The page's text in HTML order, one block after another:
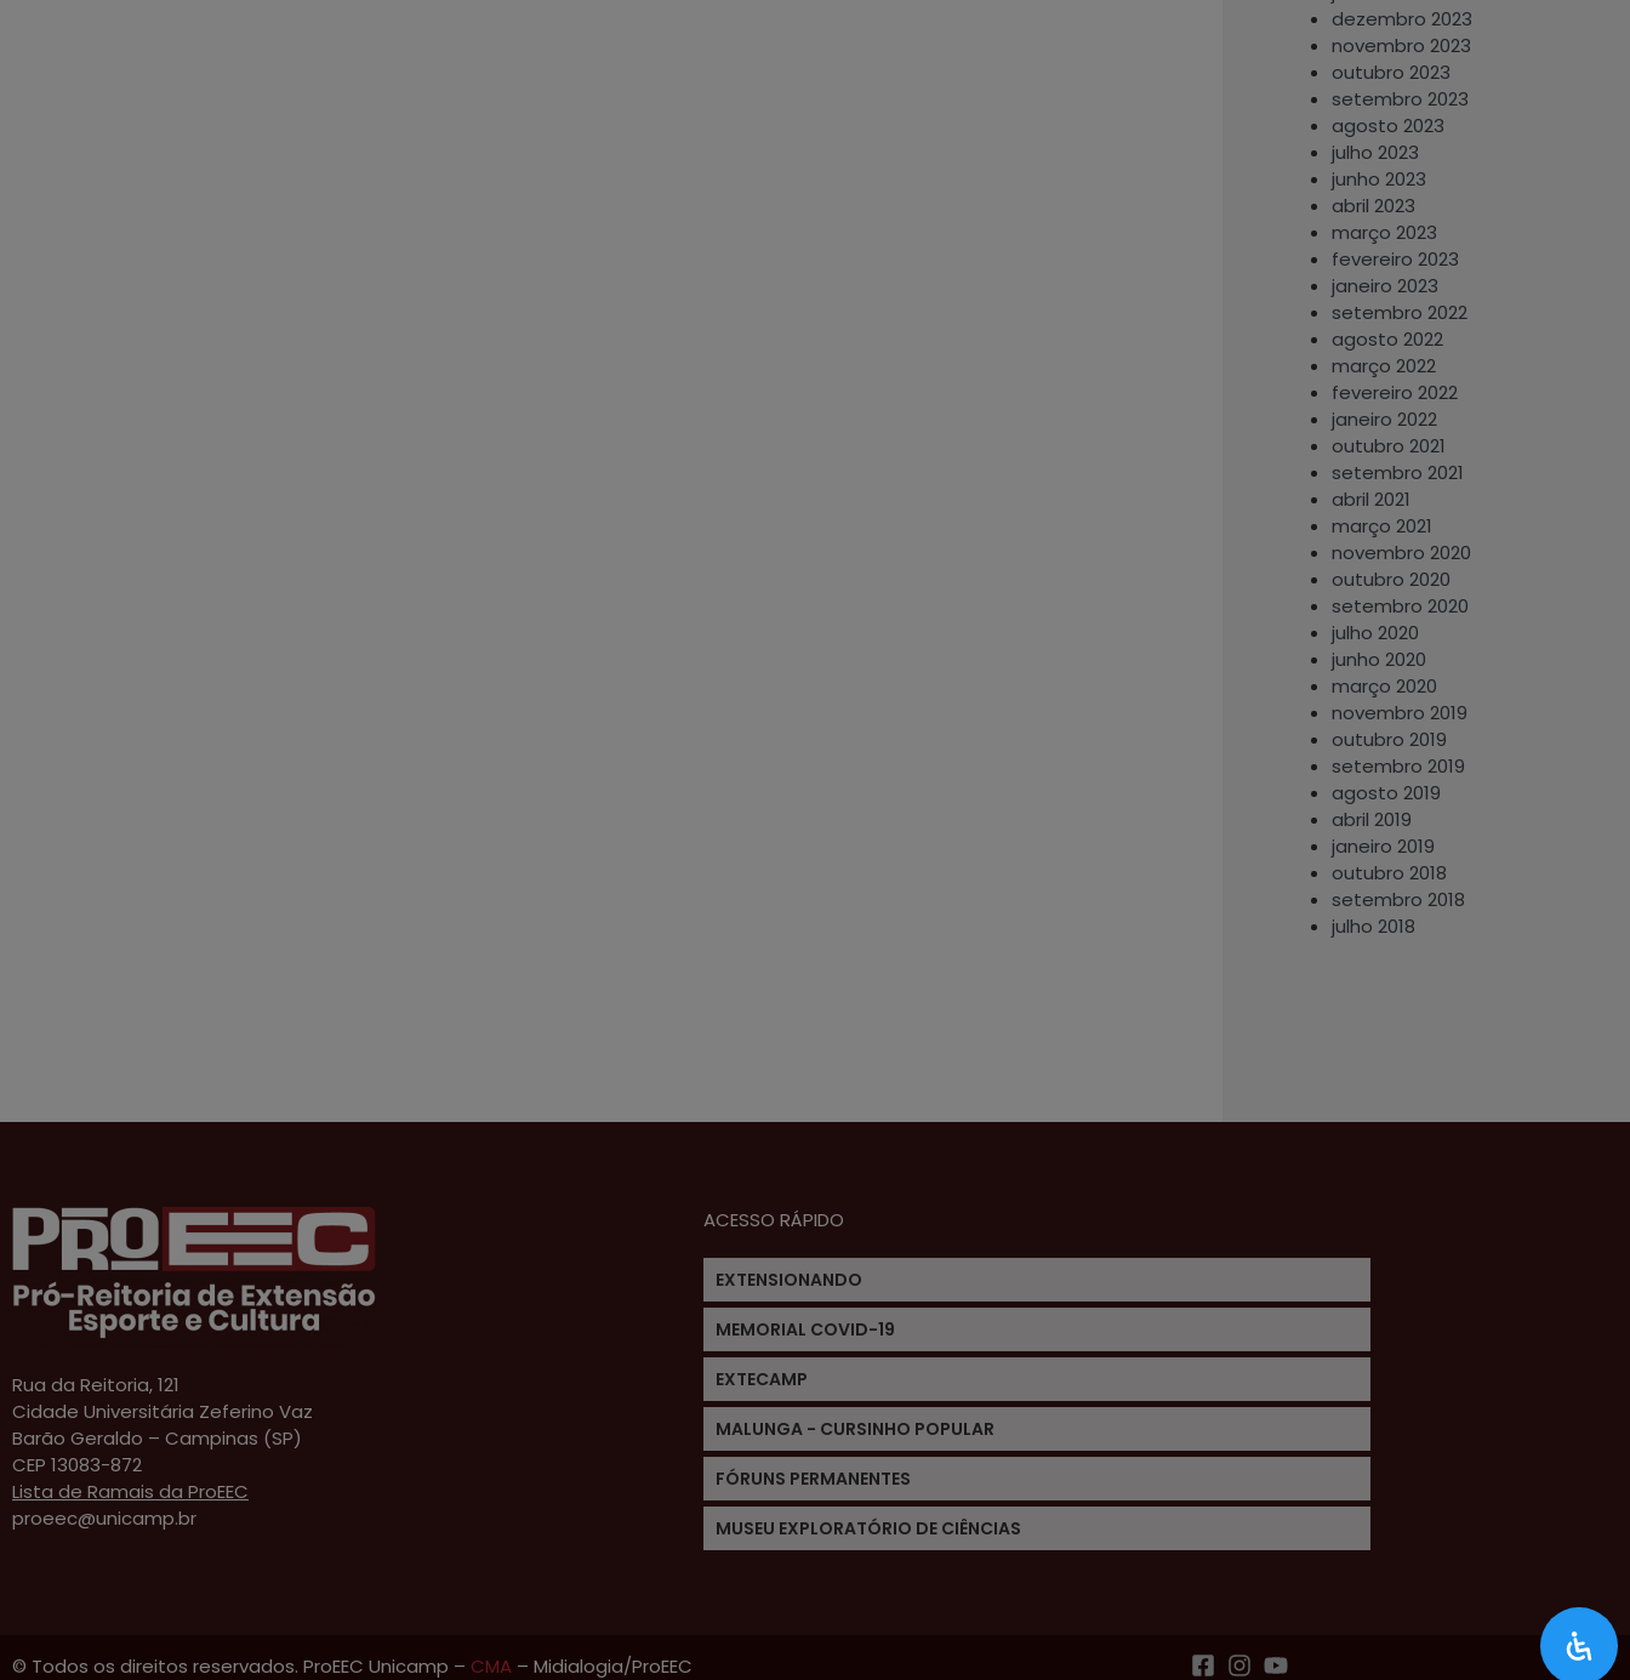
dezembro 2023
novembro 2023
outubro 2023
setembro 2023
agosto 2023
julho 2023
junho 2023
abril 2023
março 2023
fevereiro 2023
janeiro 2023
setembro 2022
agosto 2022
março 2022
fevereiro 2022
janeiro 2022
outubro 2021
setembro 2021
abril 2021
março 2021
novembro 2020
outubro 2020
setembro 2020
julho 2020
junho 2020
março 2020
novembro 2019
outubro 2019
setembro 2019
agosto 2019
abril 2019
janeiro 2019
outubro 2018
setembro 2018
julho 2018
Rua da Reitoria, 121
Cidade Universitária Zeferino Vaz
Barão Geraldo – Campinas (SP)
CEP 13083-872
Lista de Ramais da ProEEC
proeec@unicamp.br
ACESSO RÁPIDO
EXTENSIONANDO
MEMORIAL COVID-19
EXTECAMP
MALUNGA - CURSINHO POPULAR
FÓRUNS PERMANENTES
MUSEU EXPLORATÓRIO DE CIÊNCIAS
© Todos os direitos reservados. ProEEC Unicamp – CMA – Midialogia/ProEEC